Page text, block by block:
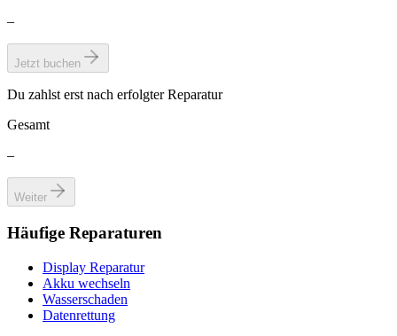
–
Jetzt buchen
Du zahlst erst nach erfolgter Reparatur
Gesamt
–
Weiter
Häufige Reparaturen
Display Reparatur
Akku wechseln
Wasserschaden
Datenrettung